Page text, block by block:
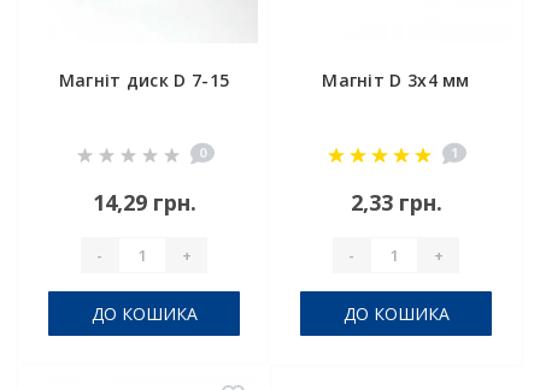
Магніт диск D 7-15
0
14,29 грн.
- +
ДО КОШИКА
Магніт D 3х4 мм
1
2,33 грн.
- +
ДО КОШИКА